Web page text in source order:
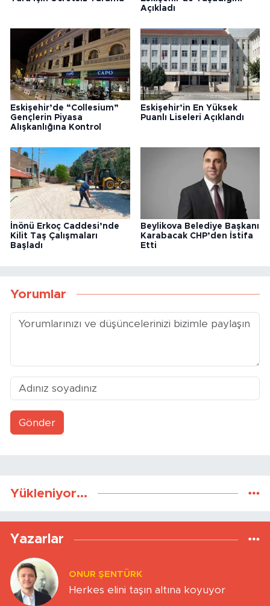
Açıkladı
Eskişehir’de “Collesium”
Gençlerin Piyasa
Alışkanlığına Kontrol
Eskişehir’in En Yüksek
Puanlı Liseleri Açıklandı
İnönü Erkoç Caddesi’nde
Kilit Taş Çalışmaları
Başladı
Beylikova Belediye Başkanı
Karabacak CHP’den İstifa
Etti
Yorumlar
Gönder
Yükleniyor...
Yazarlar
ONUR ŞENTÜRK
Herkes elini taşın altına koyuyor